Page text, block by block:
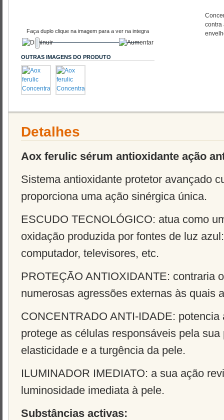
contra
Faça duplo clique na imagem para a ver na integra
OUTRAS IMAGENS DO PRODUTO
Detalhes
Aox ferulic sérum antioxidante ação
Sistema antioxidante protetor avançado
proporciona uma ação sinérgica única.
ESCUDO TECNOLÓGICO: atua como
oxidação produzida por fontes de luz
computador, televisores, etc.
PROTEÇÃO ANTIOXIDANTE: contraria
numerosas agressões externas às quais
CONCENTRADO ANTI-IDADE: potencia
protege as células responsáveis pela
elasticidade e a turgência da pele.
ILUMINADOR IMEDIATO: a sua ação
luminosidade imediata à pele.
Substâncias activas: